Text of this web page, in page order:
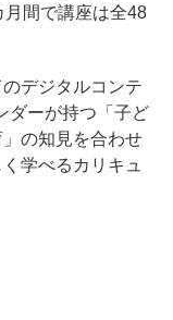
間で講座は全48
デジタルコンテ
ダーが持つ「子ど
の知見を合わせ
学べるカリキュ